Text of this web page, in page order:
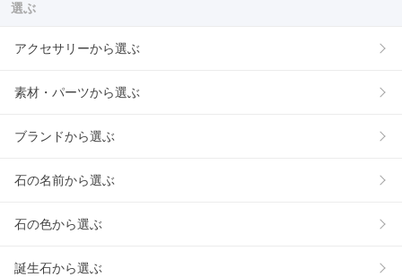
選ぶ
アクセサリーから選ぶ
素材・パーツから選ぶ
ブランドから選ぶ
石の名前から選ぶ
石の色から選ぶ
誕生石から選ぶ